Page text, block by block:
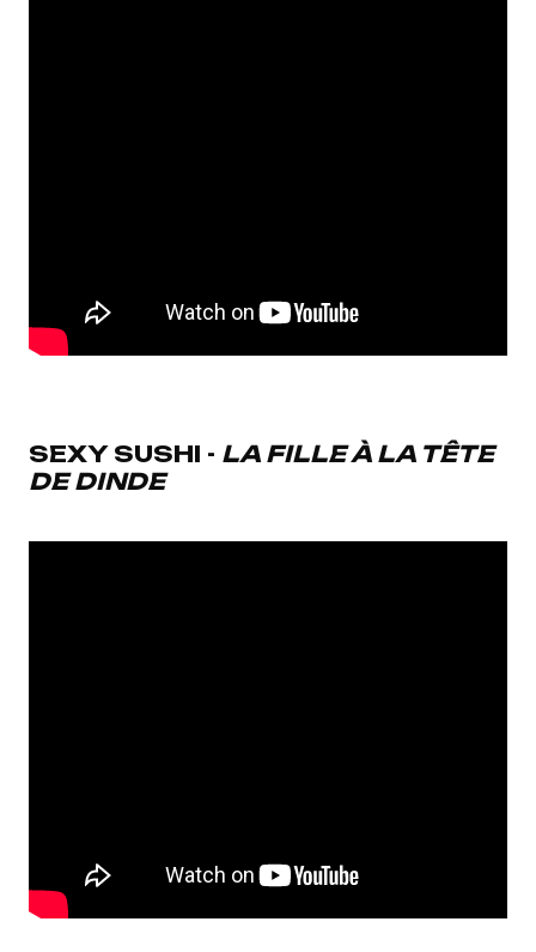
SEXY SUSHI - LA FILLE À LA TÊTE
DE DINDE